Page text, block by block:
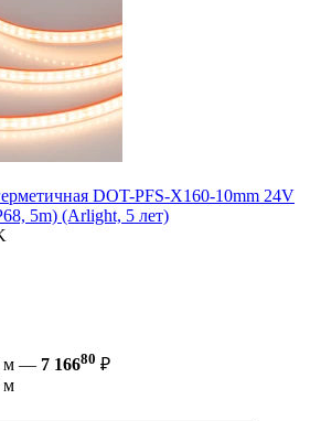
DOT-PFS-X160-10mm 24V
5m) (Arlight, 5 лет)
м — 7 16680 ₽
м